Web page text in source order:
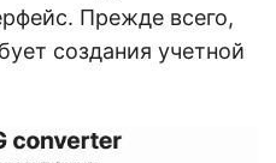
Прежде всего,
создания учетной